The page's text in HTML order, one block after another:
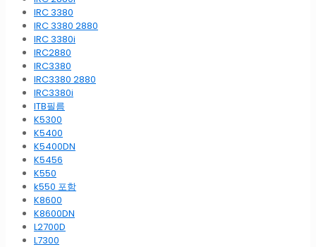
IRC 3380
IRC 3380 2880
IRC 3380i
IRC2880
IRC3380
IRC3380 2880
IRC3380i
ITB필름
K5300
K5400
K5400DN
K5456
K550
k550 포함
K8600
K8600DN
L2700D
L7300